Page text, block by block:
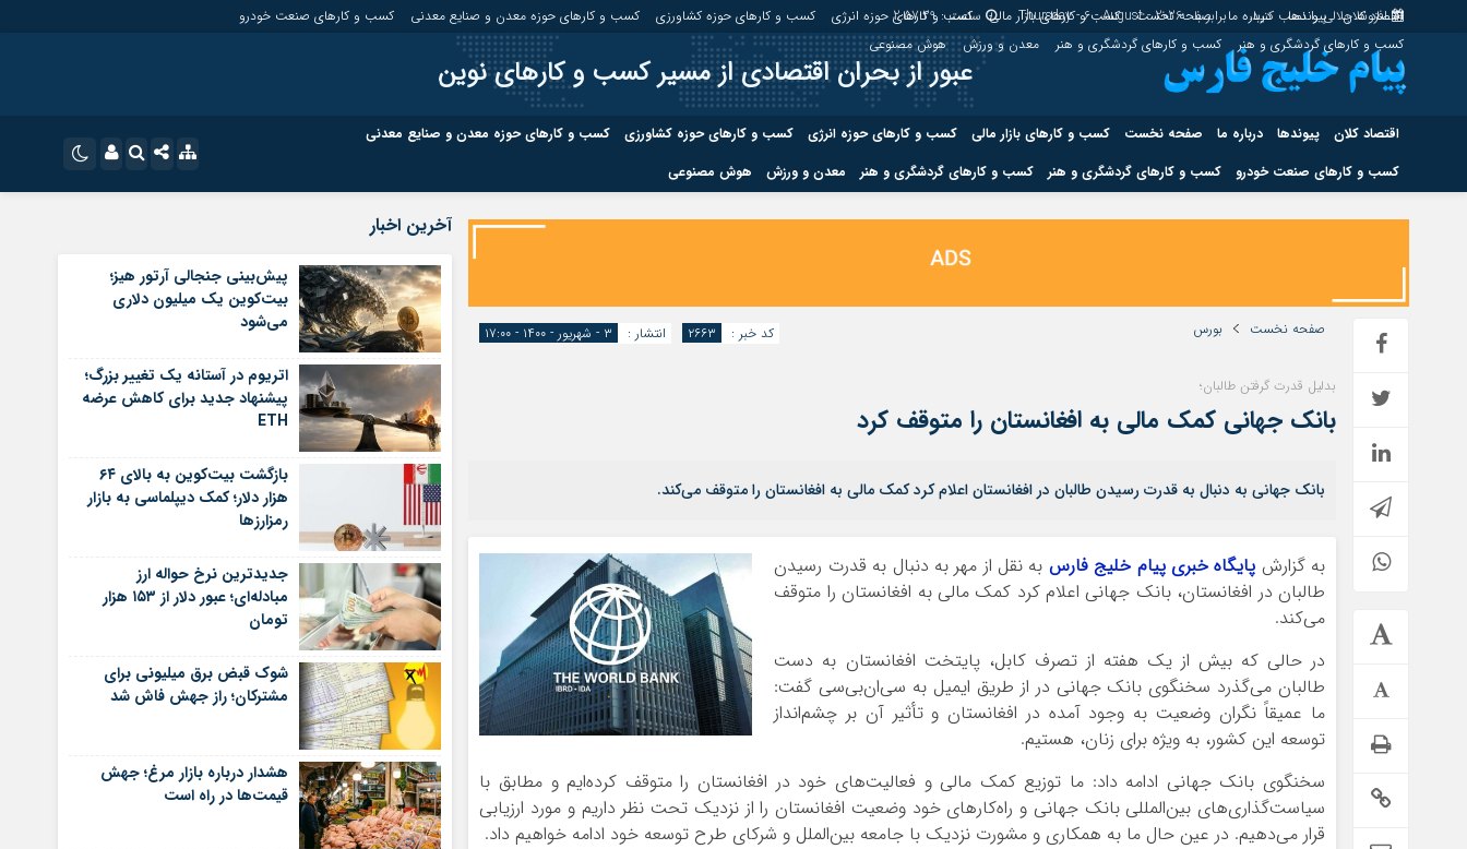
افزونه جلالی را نصب کنید. برابر با : Thursday - 6 - August - 2026 ساعت :2:57:30 اقتصاد کلان پیوندها درباره ما صفحه نخست کسب و کارهای بازار مالی کسب و کارهای حوزه انرژی کسب و کارهای حوزه کشاورزی کسب و کارهای حوزه معدن و صنایع معدنی
کسب و کارهای صنعت خودرو
کسب و کارهای گردشگری و هنر
کسب و کارهای گردشگری و هنر معدن و ورزش هوش مصنوعی
عبور از بحران اقتصادی از مسیر کسب و کارهای نوین
اقتصاد کلان پیوندها درباره ما صفحه نخست کسب و کارهای بازار مالی کسب و کارهای حوزه انرژی کسب و کارهای حوزه کشاورزی
کسب و کارهای حوزه معدن و صنایع معدنی
کسب و کارهای صنعت خودرو
کسب و کارهای گردشگری و هنر کسب و کارهای گردشگری و هنر معدن و ورزش هوش مصنوعی
سروش
ایتا
آپارات
اپلیکیشن
رمز عبور
مرا به خاطر بسپار
اقتصاد کلان پیوندها درباره ما صفحه نخست
کسب و کارهای حوزه کشاورزی کسب و کارهای صنعت خودرو کسب و کارهای گردشگری و هنر
کسب و کارهای گردشگری و هنر معدن و ورزش
هوش مصنوعی
صفحه نخست بورس انتشار : ۳ - شهریور - ۱۴۰۰ - ۱۷:۰۰ کد خبر : ۲۶۶۳
بدلیل قدرت گرفتن طالبان؛
بانک جهانی کمک مالی به افغانستان را متوقف کرد
بانک جهانی به دنبال به قدرت رسیدن طالبان در افغانستان اعلام کرد کمک مالی به افغانستان را متوقف می‌کند.
به گزارش پایگاه خبری پیام خلیج فارس به نقل از مهر به دنبال به قدرت رسیدن
طالبان در افغانستان، بانک جهانی اعلام کرد کمک مالی به افغانستان را متوقف
می‌کند.
در حالی که بیش از یک هفته از تصرف کابل، پایتخت افغانستان به دست
طالبان می‌گذرد سخنگوی بانک جهانی در از طریق ایمیل به سی‌ان‌بی‌سی گفت:
ما عمیقاً نگران وضعیت به وجود آمده در افغانستان و تأثیر آن بر چشم‌انداز
توسعه این کشور، به ویژه برای زنان، هستیم.
سخنگوی بانک جهانی ادامه داد: ما توزیع کمک مالی و فعالیت‌های خود در افغانستان را متوقف کرده‌ایم و مطابق با
سیاست‌گذاری‌های بین‌المللی بانک جهانی و راه‌کارهای خود وضعیت افغانستان را از نزدیک تحت نظر داریم و مورد ارزیابی
قرار می‌دهیم. در عین حال ما به همکاری و مشورت نزدیک با جامعه بین‌الملل و شرکای طرح توسعه خود ادامه خواهیم داد.
آخرین اخبار
پیش‌بینی جنجالی آرتور هیز؛
بیت‌کوین یک میلیون دلاری
می‌شود
اتریوم در آستانه یک تغییر بزرگ؛
پیشنهاد جدید برای کاهش عرضه
ETH
بازگشت بیت‌کوین به بالای ۶۴
هزار دلار؛ کمک دیپلماسی به بازار
رمزارزها
جدیدترین نرخ حواله ارز
مبادله‌ای؛ عبور دلار از ۱۵۳ هزار
تومان
شوک قبض برق میلیونی برای
مشترکان؛ راز جهش فاش شد
هشدار درباره بازار مرغ؛ جهش
قیمت‌ها در راه است